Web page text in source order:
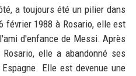
a toujours été un pilier dans
février 1988 à Rosario, elle est
d'enfance de Messi. Après
elle a abandonné ses
Elle est devenue une